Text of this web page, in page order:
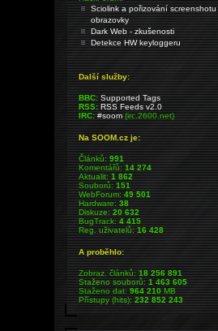
Sciolink a pořizování screenshotu
obrazovky
Dark Web - zkušenosti
Detekce HW keyloggeru
Další služby:
BBC: Supported Tags
RSS: RSS Feeds v2.0
IRC: #soom(irc.2600.net)
Na SOOM.cz je:
Článků:991
Komentářů:14 274
Aktualit:1 862
Souborů:151
WebForum:49 501
Hardware:38
Diskuze:20 632
BugTrack:4 415
Reg. uživatelů:16 428
A proběhlo:
Zobraz. článků:18 256 891
Staženo souborů:1 463 605
Staženo dat:964 210MB
Přístupy (hits):232 852 243